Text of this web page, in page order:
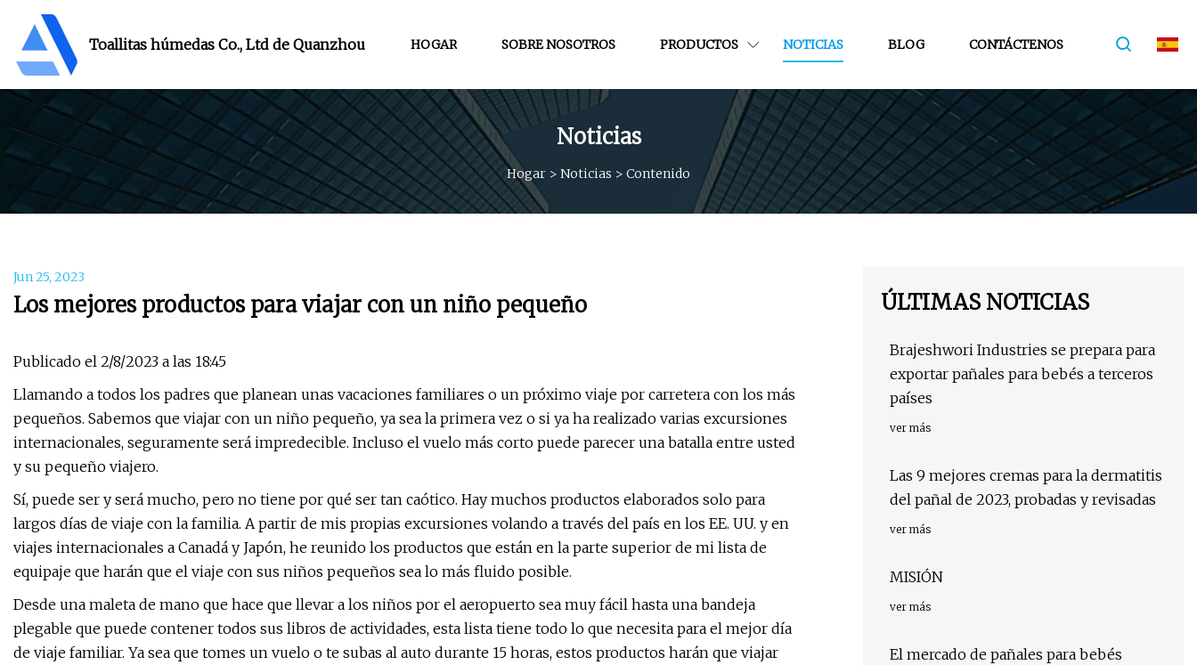
Toallitas húmedas Co., Ltd de Quanzhou HOGAR SOBRE NOSOTROS PRODUCTOS NOTICIAS BLOG CONTÁCTENOS
Noticias
Hogar > Noticias > Contenido
Jun 25, 2023
Los mejores productos para viajar con un niño pequeño
Publicado el 2/8/2023 a las 18:45
Llamando a todos los padres que planean unas vacaciones familiares o un próximo viaje por carretera con los más
pequeños. Sabemos que viajar con un niño pequeño, ya sea la primera vez o si ya ha realizado varias excursiones
internacionales, seguramente será impredecible. Incluso el vuelo más corto puede parecer una batalla entre usted
y su pequeño viajero.
Sí, puede ser y será mucho, pero no tiene por qué ser tan caótico. Hay muchos productos elaborados solo para
largos días de viaje con la familia. A partir de mis propias excursiones volando a través del país en los EE. UU. y en
viajes internacionales a Canadá y Japón, he reunido los productos que están en la parte superior de mi lista de
equipaje que harán que el viaje con sus niños pequeños sea lo más fluido posible.
Desde una maleta de mano que hace que llevar a los niños por el aeropuerto sea muy fácil hasta una bandeja
plegable que puede contener todos sus libros de actividades, esta lista tiene todo lo que necesita para el mejor día
de viaje familiar. Ya sea que tomes un vuelo o te subas al auto durante 15 horas, estos productos harán que viajar
ÚLTIMAS NOTICIAS
Brajeshwori Industries se prepara para
exportar pañales para bebés a terceros
países
ver más
Las 9 mejores cremas para la dermatitis
del pañal de 2023, probadas y revisadas
ver más
MISIÓN
ver más
El mercado de pañales para bebés